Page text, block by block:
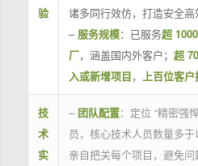
验
诸多同行效仿，打造安全高
– 服务规模：已服务超
厂，涵盖国内外客户； 超
入或新增项目， 上百位客
技
术
实
– 团队配置：定位 “精密强
员，核心技术人员数量多
亲自把关每个项目，避免问